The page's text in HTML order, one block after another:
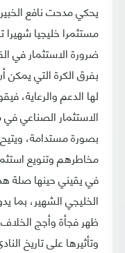
يحكي مدحت نافع
مستثمرا خليجيا
ضرورة الاستثمار في
بفرق الكرة التي يمكن
لها الدعم والرعاية،
الاستثمار الصناعي
بصورة مستدامة،
مخاطرهم وتنويع
في يقيني حينها صلة
الخليجي الشهير، بما
ظهر فجأة وأجج الخلاف
وتأثيرها على تاريخ